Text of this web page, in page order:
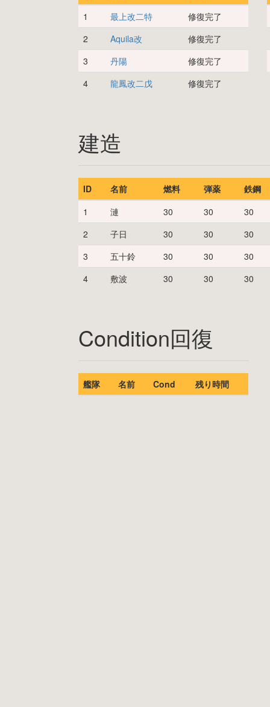
1
最上改二特
修復完了
2
Aquila改
修復完了
3
丹陽
修復完了
4
龍鳳改二戊 修復完了
建造
ID 名前 燃料 弾薬
鉄鋼
1
漣 30 30
30
2
子日 30 30
30
3
五十鈴 30 30
30
4
敷波 30 30 30
Condition回復
艦隊 名前 Cond 残り時間